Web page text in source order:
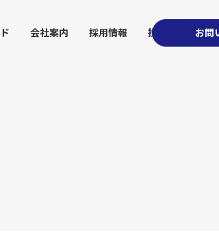
会社案内 採用情報 投資家情報 お問